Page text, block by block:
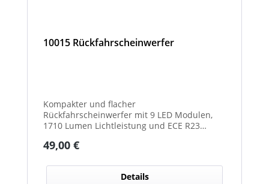
10015 Rückfahrscheinwerfer
Kompakter und flacher
Rückfahrscheinwerfer mit 9 LED Modulen,
1710 Lumen Lichtleistung und ECE R23
Regulärer Preis:
49,00 €
Details